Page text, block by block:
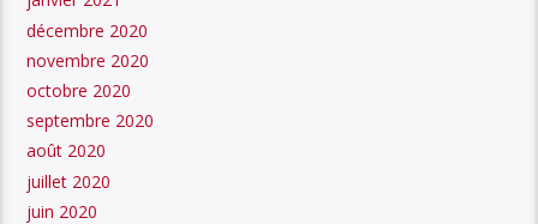
décembre 2020
novembre 2020
octobre 2020
septembre 2020
août 2020
juillet 2020
juin 2020